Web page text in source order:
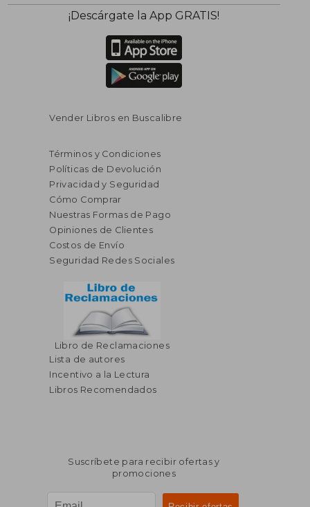
¡Descárgate la App GRATIS!
Vender Libros en Buscalibre
Términos y Condiciones
Políticas de Devolución
Privacidad y Seguridad
Cómo Comprar
Nuestras Formas de Pago
Opiniones de Clientes
Costos de Envío
Seguridad Redes Sociales
Libro de Reclamaciones
Lista de autores
Incentivo a la Lectura
Libros Recomendados
Suscríbete para recibir ofertas y
promociones